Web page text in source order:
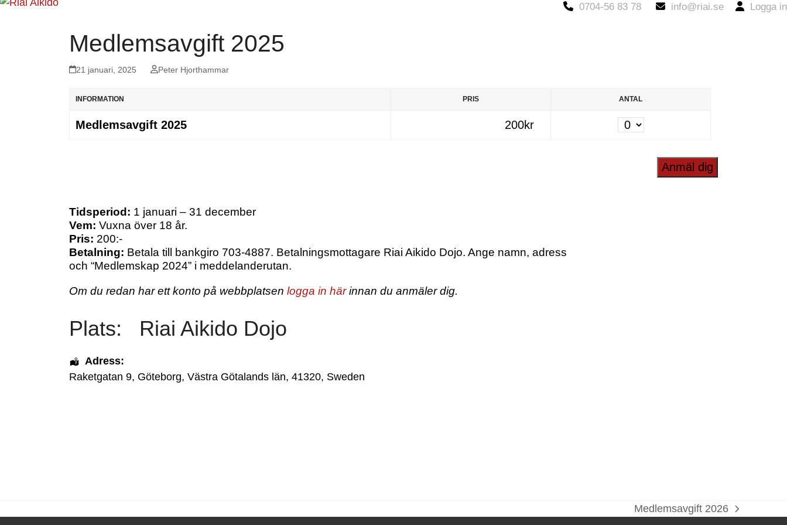
0704-56 83 78 info@riai.se Logga in
Medlemsavgift 2025
21 januari, 2025 Peter Hjorthammar
INFORMATION PRIS ANTAL
Medlemsavgift 2025 200kr Antal
Tidsperiod: 1 januari – 31 december
Vem: Vuxna över 18 år.
Pris: 200:-
Betalning: Betala till bankgiro 703-4887. Betalningsmottagare Riai Aikido Dojo. Ange namn, adress
och “Medlemskap 2024” i meddelanderutan.
Om du redan har ett konto på webbplatsen logga in härinnan du anmäler dig.
Plats: Riai Aikido Dojo
Adress:
Raketgatan 9, Göteborg, Västra Götalands län, 41320, Sweden
next
Medlemsavgift 2026